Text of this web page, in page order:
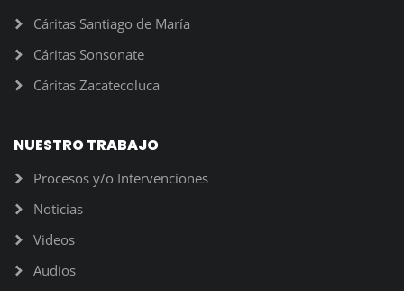
Cáritas Santiago de María
Cáritas Sonsonate
Cáritas Zacatecoluca
NUESTRO TRABAJO
Procesos y/o Intervenciones
Noticias
Videos
Audios